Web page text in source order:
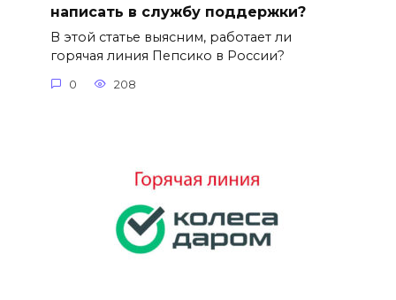
написать в службу поддержки?
В этой статье выясним, работает ли
горячая линия Пепсико в России?
0 208